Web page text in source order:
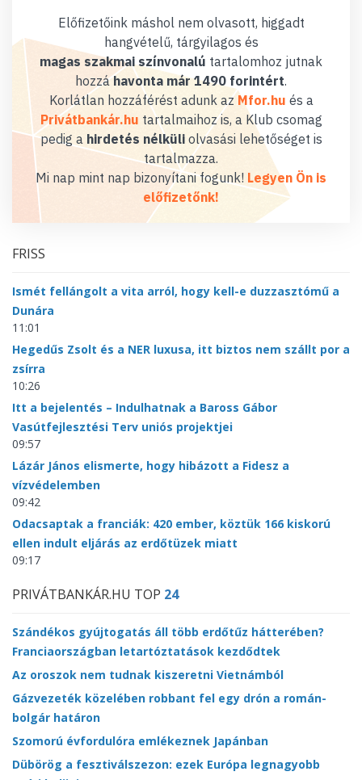
Előfizetőink máshol nem olvasott, higgadt
hangvételű, tárgyilagos és
magas szakmai színvonalú tartalomhoz jutnak
hozzáhavonta már 1490 forintért.
Korlátlan hozzáférést adunk az Mfor.hu és a
Privátbankár.hu tartalmaihoz is, a Klub csomag
pedig a hirdetés nélküliolvasási lehetőséget is
tartalmazza.
Mi nap mint nap bizonyítani fogunk! Legyen Ön is
előfizetőnk!
FRISS
Ismét fellángolt a vita arról, hogy kell-e duzzasztómű a
Dunára
11:01
Hegedűs Zsolt és a NER luxusa, itt biztos nem szállt por a
zsírra
10:26
Itt a bejelentés – Indulhatnak a Baross Gábor
Vasútfejlesztési Terv uniós projektjei
09:57
Lázár János elismerte, hogy hibázott a Fidesz a
vízvédelemben
09:42
Odacsaptak a franciák: 420 ember, köztük 166 kiskorú
ellen indult eljárás az erdőtüzek miatt
09:17
PRIVÁTBANKÁR.HU TOP 24
Szándékos gyújtogatás áll több erdőtűz hátterében?
Franciaországban letartóztatások kezdődtek
Az oroszok nem tudnak kiszeretni Vietnámból
Gázvezeték közelében robbant fel egy drón a román-
bolgár határon
Szomorú évfordulóra emlékeznek Japánban
Dübörög a fesztiválszezon: ezek Európa legnagyobb